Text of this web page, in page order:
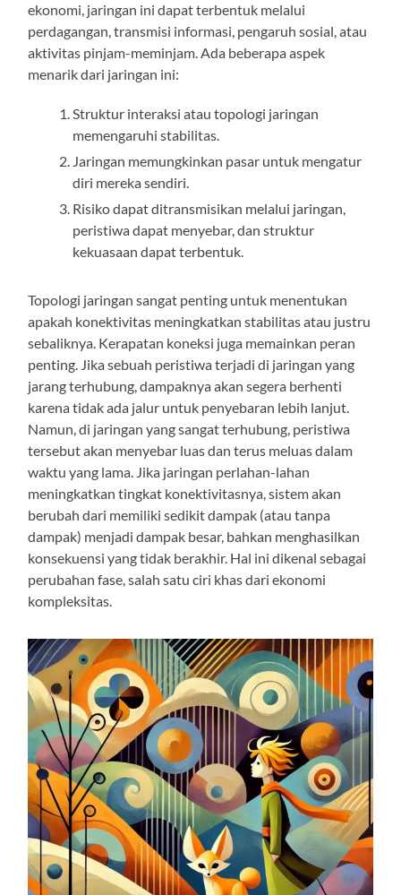
ekonomi, jaringan ini dapat terbentuk melalui
perdagangan, transmisi informasi, pengaruh sosial, atau
aktivitas pinjam-meminjam. Ada beberapa aspek
menarik dari jaringan ini:
Struktur interaksi atau topologi jaringan
memengaruhi stabilitas.
Jaringan memungkinkan pasar untuk mengatur
diri mereka sendiri.
Risiko dapat ditransmisikan melalui jaringan,
peristiwa dapat menyebar, dan struktur
kekuasaan dapat terbentuk.
Topologi jaringan sangat penting untuk menentukan
apakah konektivitas meningkatkan stabilitas atau justru
sebaliknya. Kerapatan koneksi juga memainkan peran
penting. Jika sebuah peristiwa terjadi di jaringan yang
jarang terhubung, dampaknya akan segera berhenti
karena tidak ada jalur untuk penyebaran lebih lanjut.
Namun, di jaringan yang sangat terhubung, peristiwa
tersebut akan menyebar luas dan terus meluas dalam
waktu yang lama. Jika jaringan perlahan-lahan
meningkatkan tingkat konektivitasnya, sistem akan
berubah dari memiliki sedikit dampak (atau tanpa
dampak) menjadi dampak besar, bahkan menghasilkan
konsekuensi yang tidak berakhir. Hal ini dikenal sebagai
perubahan fase, salah satu ciri khas dari ekonomi
kompleksitas.